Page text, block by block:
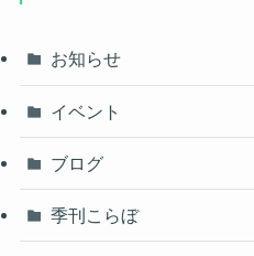
お知らせ
イベント
ブログ
季刊こらぼ